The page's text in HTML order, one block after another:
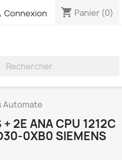
Connexion shopping_cart Panier (0)
Automate
2E ANA CPU 1212C
0XB0 SIEMENS